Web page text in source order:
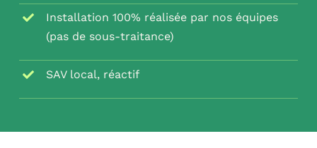
Installation 100% réalisée par nos équipes
(pas de sous-traitance)
SAV local, réactif